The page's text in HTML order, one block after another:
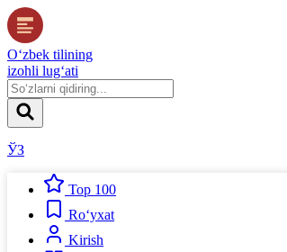
O‘zbek tilining
izohli lug‘ati
ЎЗ
Top 100
Ro‘yxat
Kirish